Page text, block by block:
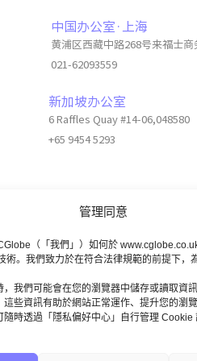
管理同意
（「我們」）如何於
術。我們致力於在符合法律規範的前提下，
，我們可能會在您的瀏覽器中儲存或讀取資
些資訊有助於網站正常運作、提升您的瀏
時透過「隱私偏好中心」自行管理 Cookie
中国办公室·上海
黄浦区西藏中路268号来福士商
021-62093559
新加坡办公室
6 Raffles Quay #14-06,048580
+65 9454 5293
服 视频号 小红书
Technical